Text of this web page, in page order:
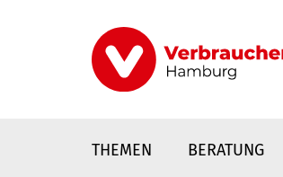
THEMEN BERATUNG